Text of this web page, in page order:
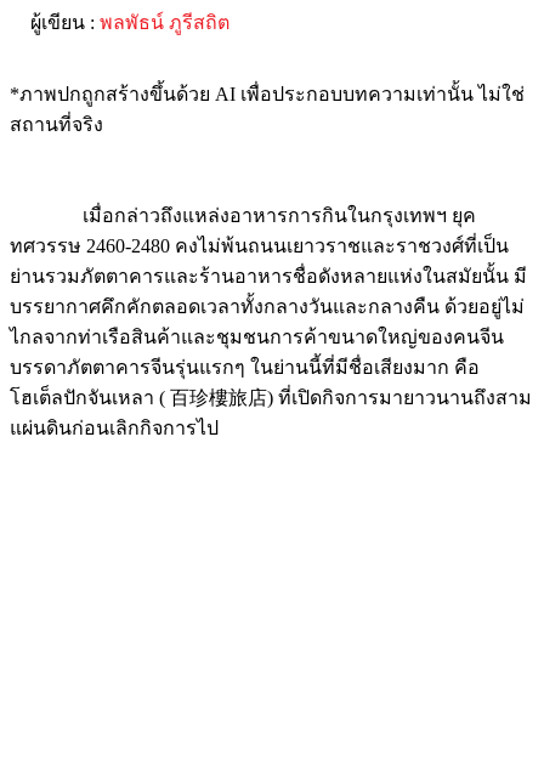
ผู้เขียน : พลพัธน์ ภูรีสถิต
*ภาพปกถูกสร้างขึ้นด้วย AI เพื่อประกอบบทความเท่านั้น ไม่ใช่
สถานที่จริง
เมื่อกล่าวถึงแหล่งอาหารการกินในกรุงเทพฯ ยุค
ทศวรรษ 2460-2480 คงไม่พ้นถนนเยาวราชและราชวงศ์ที่เป็น
ย่านรวมภัตตาคารและร้านอาหารชื่อดังหลายแห่งในสมัยนั้น มี
บรรยากาศคึกคักตลอดเวลาทั้งกลางวันและกลางคืน ด้วยอยู่ไม่
ไกลจากท่าเรือสินค้าและชุมชนการค้าขนาดใหญ่ของคนจีน
บรรดาภัตตาคารจีนรุ่นแรกๆ ในย่านนี้ที่มีชื่อเสียงมาก คือ
โฮเต็ลปักจันเหลา ( 百珍樓旅店) ที่เปิดกิจการมายาวนานถึงสาม
แผ่นดินก่อนเลิกกิจการไป